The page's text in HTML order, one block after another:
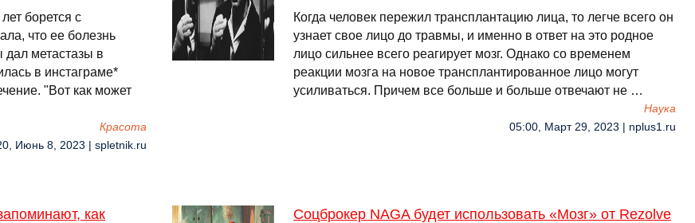
борется с
что ее болезнь
дал метастазы в
в инстаграме*
"Вот как может
Красота
Июнь 8, 2023 | spletnik.ru
Когда человек пережил трансплантацию лица, то легче всего он
узнает свое лицо до травмы, и именно в ответ на это родное
лицо сильнее всего реагирует мозг. Однако со временем
реакции мозга на новое трансплантированное лицо могут
усиливаться. Причем все больше и больше отвечают не …
Наука
05:00, Март 29, 2023 | nplus1.ru
как
Соцброкер NAGA будет использовать «Мозг» от Rezolve